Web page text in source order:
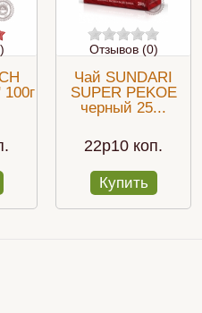
Отзывов (0)
Чай SUNDARI
SUPER PEKOE
черный 25...
22p10 коп.
Купить